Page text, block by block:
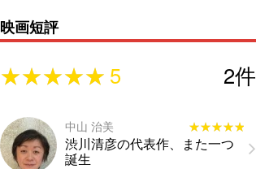
映画短評
★★★★★
★★★★★ 5 2件
中山 治美 ★★★★★
★★★★★
渋川清彦の代表作、また一つ
誕生